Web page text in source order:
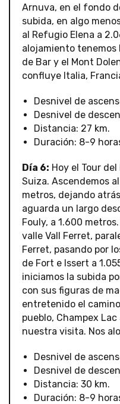
Arnuva, en el fondo
subida, en algo
al Refugio Elena a
alojamiento tenemos
de Bar y el Mont
confluye Italia,
Desnivel de
Desnivel de
Distancia: 27 km.
Duración: 8-9
Día 6: Hoy el Tour
Suiza. Ascendemos al
metros, dejando
aguarda un largo
Fouly, a 1.600
valle Vall Ferret,
Ferret, pasando por
de Fort e Issert a
iniciamos la subida
con sus figuras de
entretenido el
pueblo, Champex
nuestra visita. Nos
Desnivel de
Desnivel de
Distancia: 30 km.
Duración: 8-9